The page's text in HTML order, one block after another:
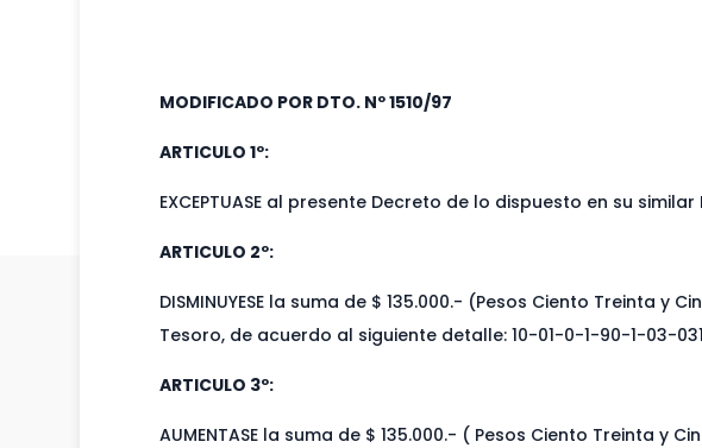
MODIFICADO POR DTO. Nº 1510/97
ARTICULO 1º:
EXCEPTUASE al presente Decreto de lo dispuesto en su similar
ARTICULO 2º:
DISMINUYESE la suma de $ 135.000.- (Pesos Ciento Treinta
Tesoro, de acuerdo al siguiente detalle: 10-01-0-1-90-1-03-
ARTICULO 3º:
AUMENTASE la suma de $ 135.000.- ( Pesos Ciento Treinta